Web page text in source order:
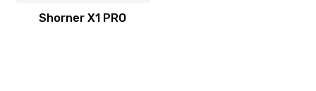
Shorner X1 PRO